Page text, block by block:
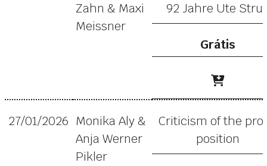
Zahn & Maxi
Meissner
92 Jahre Ute
Grátis
27/01/2026 Monika Aly &
Anja Werner
Pikler
Criticism of the
position